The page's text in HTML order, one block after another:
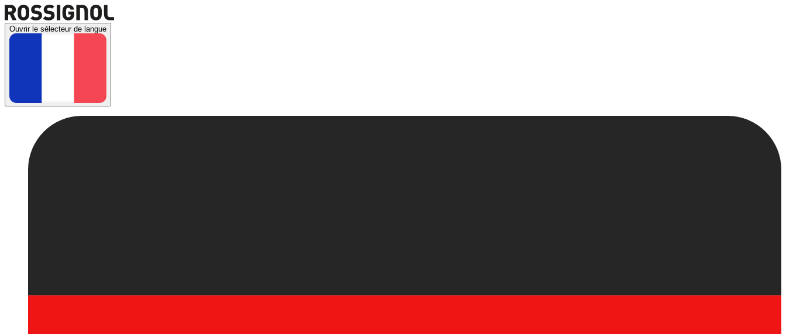
Ouvrir le sélecteur de langue